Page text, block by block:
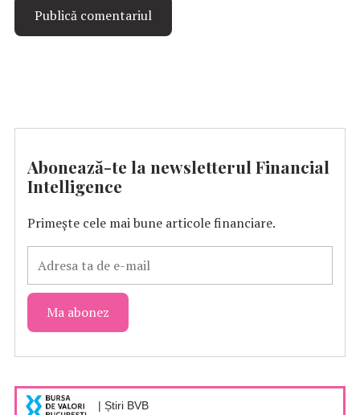
Abonează-te la newsletterul Financial
Intelligence
Primește cele mai bune articole financiare.
| Știri BVB